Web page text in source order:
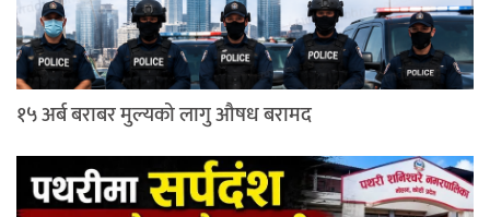
१५ अर्ब बराबर मुल्यको लागु औषध बरामद